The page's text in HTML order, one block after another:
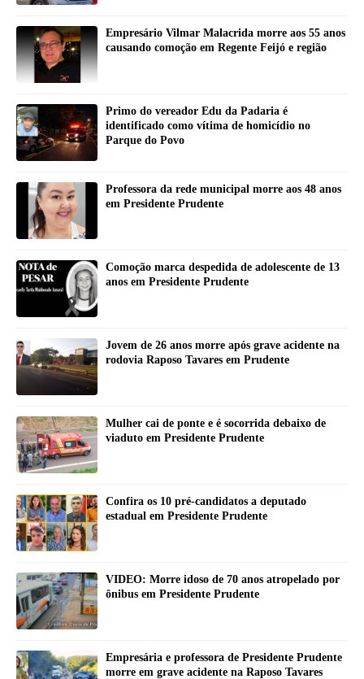
Empresário Vilmar Malacrida morre aos 55 anos
causando comoção em Regente Feijó e região
Primo do vereador Edu da Padaria é
identificado como vítima de homicídio no
Parque do Povo
Professora da rede municipal morre aos 48 anos
em Presidente Prudente
Comoção marca despedida de adolescente de 13
anos em Presidente Prudente
Jovem de 26 anos morre após grave acidente na
rodovia Raposo Tavares em Prudente
Mulher cai de ponte e é socorrida debaixo de
viaduto em Presidente Prudente
Confira os 10 pré-candidatos a deputado
estadual em Presidente Prudente
VIDEO: Morre idoso de 70 anos atropelado por
ônibus em Presidente Prudente
Empresária e professora de Presidente Prudente
morre em grave acidente na Raposo Tavares